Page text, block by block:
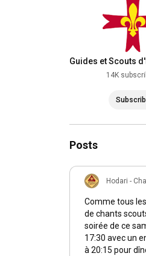
Guides et Scouts
14K
Posts
Hodari -
Comme tous les
de chants
soirée de ce
17:30 avec un
à 20:15 pour